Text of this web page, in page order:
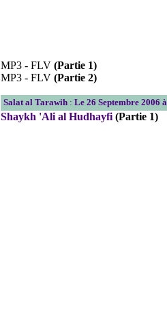
MP3 - FLV (Partie 1)
MP3 - FLV (Partie 2)
Salat al Tarawih : Le 26 Septembre 2006
Shaykh 'Ali al Hudhayfi (Partie 1)